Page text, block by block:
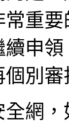
重
申
別審
網